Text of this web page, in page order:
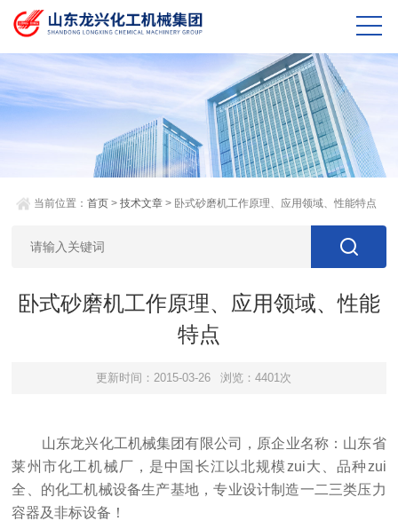
当前位置：首页 >技术文章 > 卧式砂磨机工作原理、应用领域、性能特点
卧式砂磨机工作原理、应用领域、性能
特点
更新时间：2015-03-26 浏览：4401次
山东龙兴化工机械集团有限公司，原企业名称：山东省
莱州市化工机械厂，是中国长江以北规模zui大、品种zui
全、的化工机械设备生产基地，专业设计制造一二三类压力
容器及非标设备！